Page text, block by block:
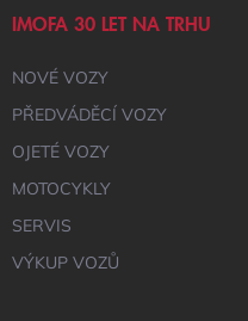
IMOFA 30 LET NA TRHU
NOVÉ VOZY
PŘEDVÁDĚCÍ VOZY
OJETÉ VOZY
MOTOCYKLY
SERVIS
VÝKUP VOZŮ